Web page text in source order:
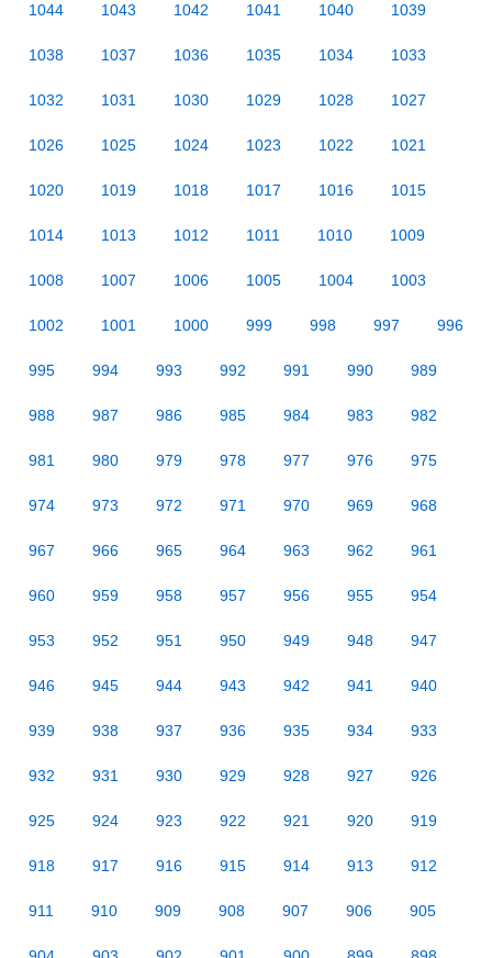
1044 1043 1042 1041 1040 1039
1038 1037 1036 1035 1034 1033
1032 1031 1030 1029 1028 1027
1026 1025 1024 1023 1022 1021
1020 1019 1018 1017 1016 1015
1014 1013 1012 1011 1010 1009
1008 1007 1006 1005 1004 1003
1002 1001 1000 999 998 997 996
995 994 993 992 991 990 989
988 987 986 985 984 983 982
981 980 979 978 977 976 975
974 973 972 971 970 969 968
967 966 965 964 963 962 961
960 959 958 957 956 955 954
953 952 951 950 949 948 947
946 945 944 943 942 941 940
939 938 937 936 935 934 933
932 931 930 929 928 927 926
925 924 923 922 921 920 919
918 917 916 915 914 913 912
911 910 909 908 907 906 905